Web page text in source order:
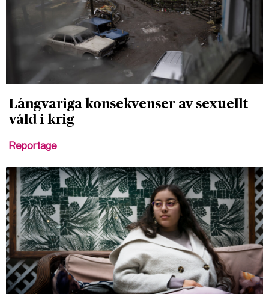
Långvariga konsekvenser av sexuellt
våld i krig
Reportage